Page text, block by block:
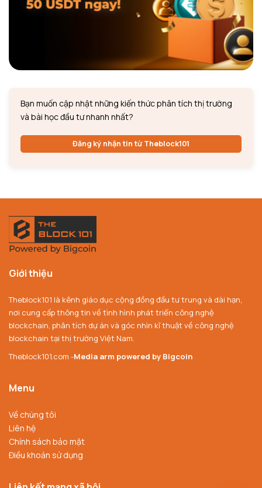
Bạn muốn cập nhật những kiến thức phân tích thị trường
và bài học đầu tư nhanh nhất?
Đăng ký nhận tin từ Theblock101
Giới thiệu
Theblock101 là kênh giáo dục cộng đồng đầu tư trung và dài hạn,
nơi cung cấp thông tin về tình hình phát triển công nghệ
blockchain, phân tích dự án và góc nhìn kĩ thuật về công nghệ
blockchain tại thị trường Việt Nam.
Theblock101.com -Media arm powered by Bigcoin
Menu
Về chúng tôi
Liên hệ
Chính sách bảo mật
Điều khoản sử dụng